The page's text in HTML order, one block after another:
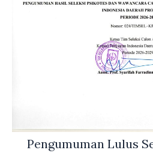
Pengumuman Lulus